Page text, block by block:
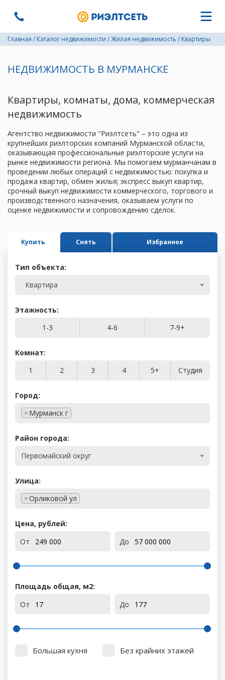
Главная / Каталог недвижимости /Жилая недвижимость / Квартиры
НЕДВИЖИМОСТЬ В МУРМАНСКЕ
Квартиры, комнаты, дома, коммерческая
недвижимость
Агентство недвижимости "Риэлтсеть" – это одна из
крупнейших риэлторских компаний Мурманской области,
оказывающая профессиональные риэлторские услуги на
рынке недвижимости региона. Мы помогаем мурманчанам в
проведении любых операций с недвижимостью: покупка и
продажа квартир, обмен жилья; экспресс выкуп квартир,
срочный выкуп недвижимости коммерческого, торгового и
производственного назначения, оказываем услуги по
оценке недвижимости и сопровождению сделок.
Купить Снять Избранное
Тип объекта:
Квартира
Этажность:
1-3
4-6 7-9+
Комнат:
1
2 3 4 5+ Студия
Город:
× Мурманск г
Район города:
Первомайский округ
Улица:
×Орликовой ул
Цена, рублей:
От
До
Площадь общая, м2:
От
До
Большая кухня Без крайних этажей